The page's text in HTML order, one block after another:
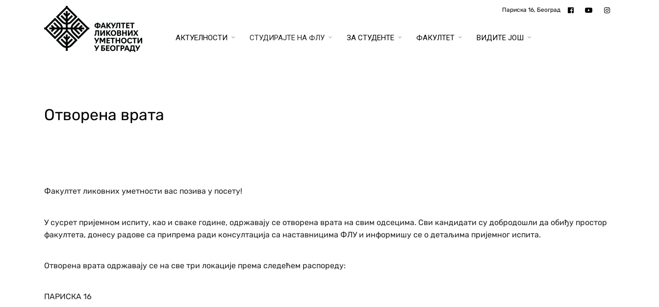
Париска 16, Београд
АКТУЕЛНОСТИ СТУДИРАЈТЕ НА ФЛУ ЗА СТУДЕНТЕ ФАКУЛТЕТ ВИДИТЕ ЈОШ
Отворена врата
Факултет ликовних уметности вас позива у посету!
У сусрет пријемном испиту, као и сваке године, одржавају се отворена врата на свим одсецима. Сви кандидати су добродошли да обиђу простор
факултета, донесу радове са припрема ради консултација са наставницима ФЛУ и информишу се о детаљима пријемног испита.
Отворена врата одржавају се на све три локације према следећем распореду:
ПАРИСКА 16